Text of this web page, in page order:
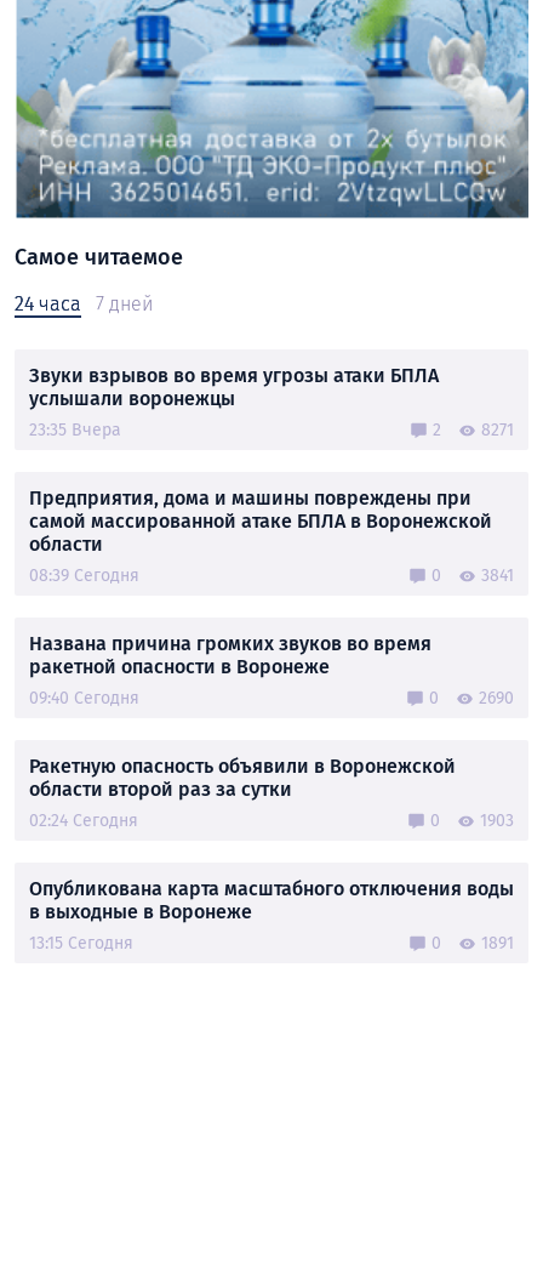
Самое читаемое
24 часа 7 дней
Звуки взрывов во время угрозы атаки БПЛА
услышали воронежцы
23:35 Вчера 2 8271
Предприятия, дома и машины повреждены при
самой массированной атаке БПЛА в Воронежской
области
08:39 Сегодня 0 3841
Названа причина громких звуков во время
ракетной опасности в Воронеже
09:40 Сегодня 0 2690
Ракетную опасность объявили в Воронежской
области второй раз за сутки
02:24 Сегодня 0 1903
Опубликована карта масштабного отключения воды
в выходные в Воронеже
13:15 Сегодня 0 1891